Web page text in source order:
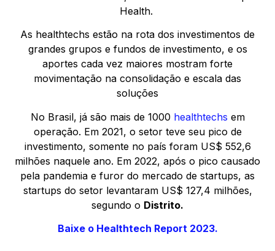
Health.
As healthtechs estão na rota dos investimentos de
grandes grupos e fundos de investimento, e os
aportes cada vez maiores mostram forte
movimentação na consolidação e escala das
soluções
No Brasil, já são mais de 1000 healthtechs em
operação. Em 2021, o setor teve seu pico de
investimento, somente no país foram US$ 552,6
milhões naquele ano. Em 2022, após o pico causado
pela pandemia e furor do mercado de startups, as
startups do setor levantaram US$ 127,4 milhões,
segundo o Distrito.
Baixe o Healthtech Report 2023.